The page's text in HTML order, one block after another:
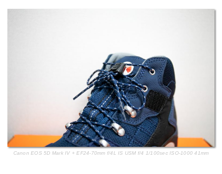
Canon EOS 5D Mark IV + EF24-70mm f/4L IS USM f/4 1/100sec ISO-1000 41mm